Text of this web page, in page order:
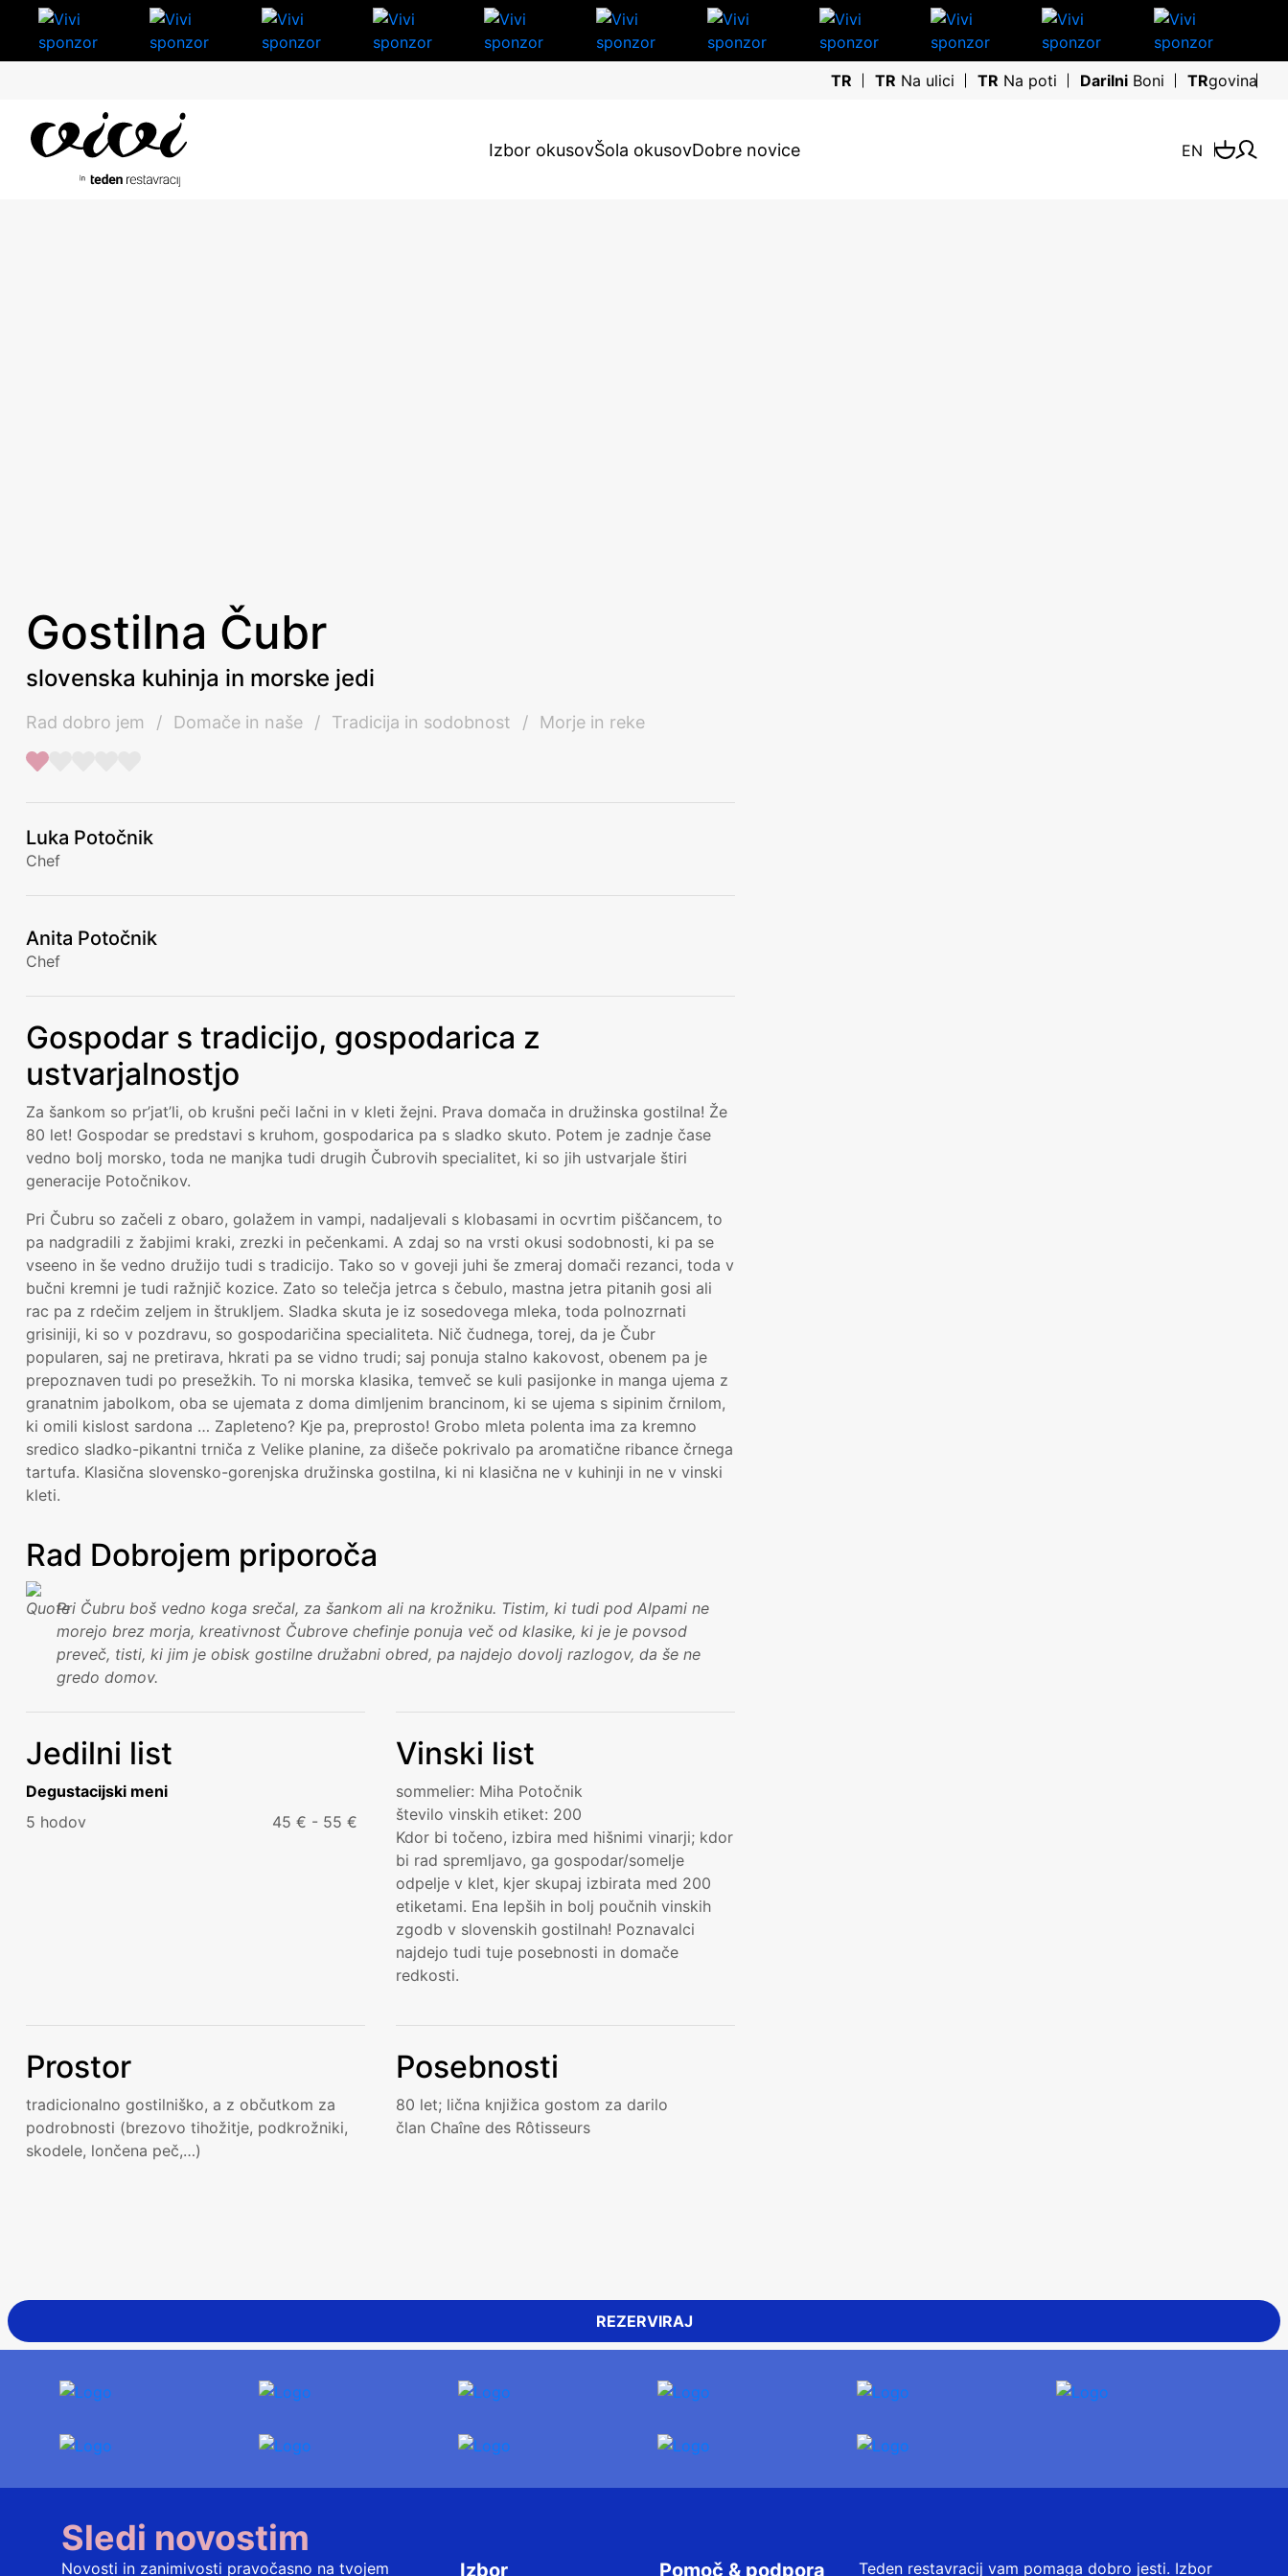
TR TR Na ulici TR Na poti Darilni Boni TRgovina
Izbor okusovŠola okusovDobre novice EN
Gostilna Čubr
slovenska kuhinja in morske jedi
Rad dobro jem / Domače in naše / Tradicija in sodobnost / Morje in reke
Luka Potočnik
Chef
Anita Potočnik
Chef
Gospodar s tradicijo, gospodarica z
ustvarjalnostjo
Za šankom so pr’jat’li, ob krušni peči lačni in v kleti žejni. Prava domača in družinska gostilna! Že
80 let! Gospodar se predstavi s kruhom, gospodarica pa s sladko skuto. Potem je zadnje čase
vedno bolj morsko, toda ne manjka tudi drugih Čubrovih specialitet, ki so jih ustvarjale štiri
generacije Potočnikov.
Pri Čubru so začeli z obaro, golažem in vampi, nadaljevali s klobasami in ocvrtim piščancem, to
pa nadgradili z žabjimi kraki, zrezki in pečenkami. A zdaj so na vrsti okusi sodobnosti, ki pa se
vseeno in še vedno družijo tudi s tradicijo. Tako so v goveji juhi še zmeraj domači rezanci, toda v
bučni kremni je tudi ražnjič kozice. Zato so telečja jetrca s čebulo, mastna jetra pitanih gosi ali
rac pa z rdečim zeljem in štrukljem. Sladka skuta je iz sosedovega mleka, toda polnozrnati
grisiniji, ki so v pozdravu, so gospodaričina specialiteta. Nič čudnega, torej, da je Čubr
popularen, saj ne pretirava, hkrati pa se vidno trudi; saj ponuja stalno kakovost, obenem pa je
prepoznaven tudi po presežkih. To ni morska klasika, temveč se kuli pasijonke in manga ujema z
granatnim jabolkom, oba se ujemata z doma dimljenim brancinom, ki se ujema s sipinim črnilom,
ki omili kislost sardona … Zapleteno? Kje pa, preprosto! Grobo mleta polenta ima za kremno
sredico sladko-pikantni trniča z Velike planine, za dišeče pokrivalo pa aromatične ribance črnega
tartufa. Klasična slovensko-gorenjska družinska gostilna, ki ni klasična ne v kuhinji in ne v vinski
kleti.
Rad Dobrojem priporoča
Pri Čubru boš vedno koga srečal, za šankom ali na krožniku. Tistim, ki tudi pod Alpami ne
morejo brez morja, kreativnost Čubrove chefinje ponuja več od klasike, ki je je povsod
preveč, tisti, ki jim je obisk gostilne družabni obred, pa najdejo dovolj razlogov, da še ne
gredo domov.
Jedilni list
Degustacijski meni
5 hodov
45 € - 55 €
Vinski list
sommelier: Miha Potočnik
število vinskih etiket: 200
Kdor bi točeno, izbira med hišnimi vinarji; kdor
bi rad spremljavo, ga gospodar/somelje
odpelje v klet, kjer skupaj izbirata med 200
etiketami. Ena lepših in bolj poučnih vinskih
zgodb v slovenskih gostilnah! Poznavalci
najdejo tudi tuje posebnosti in domače
redkosti.
Prostor
tradicionalno gostilniško, a z občutkom za
podrobnosti (brezovo tihožitje, podkrožniki,
skodele, lončena peč,…)
Posebnosti
80 let; lična knjižica gostom za darilo
član Chaîne des Rôtisseurs
REZERVIRAJ
Sledi novostim
Novosti in zanimivosti pravočasno na tvojem Izbor Pomoč & podpora Teden restavracij vam pomaga dobro jesti. Izbor